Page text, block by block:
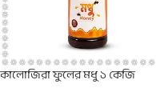
কালোজিরা ফুলের মধু ১ কেজি